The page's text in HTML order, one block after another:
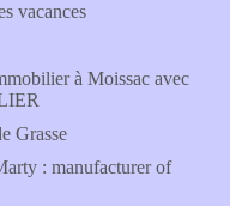
vacances
à Moissac avec
Grasse
: manufacturer of